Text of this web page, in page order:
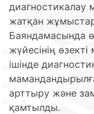
диагностикалау
жатқан
Баяндамасында
жүйесінің
ішінде
арттыру және
қамтылды.